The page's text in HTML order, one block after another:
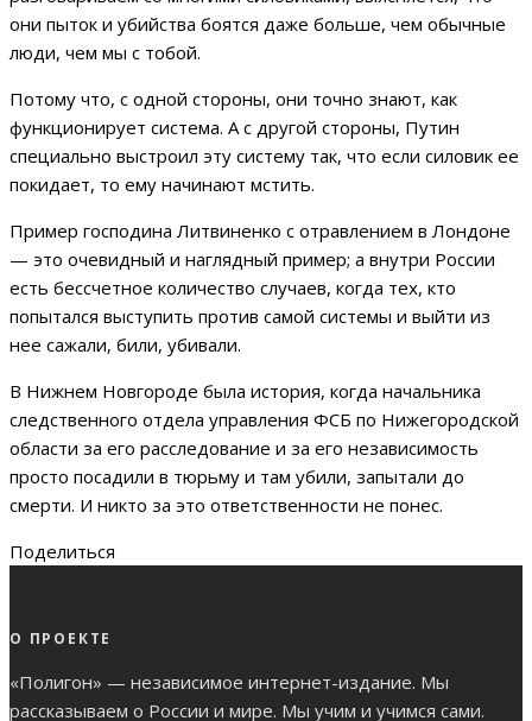
они пыток и убийства боятся даже больше, чем обычные
люди, чем мы с тобой.
Потому что, с одной стороны, они точно знают, как
функционирует система. А с другой стороны, Путин
специально выстроил эту систему так, что если силовик ее
покидает, то ему начинают мстить.
Пример господина Литвиненко с отравлением в Лондоне
— это очевидный и наглядный пример; а внутри России
есть бессчетное количество случаев, когда тех, кто
попытался выступить против самой системы и выйти из
нее сажали, били, убивали.
В Нижнем Новгороде была история, когда начальника
следственного отдела управления ФСБ по Нижегородской
области за его расследование и за его независимость
просто посадили в тюрьму и там убили, запытали до
смерти. И никто за это ответственности не понес.
Поделиться
О ПРОЕКТЕ
«Полигон» — независимое интернет-издание. Мы
рассказываем о России и мире. Мы учим и учимся сами.